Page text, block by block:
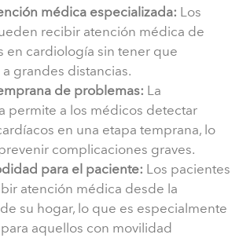
médica especializada: Los
recibir atención médica de
en cardiología sin tener que
grandes distancias.
de problemas: La
permite a los médicos detectar
en una etapa temprana, lo
complicaciones graves.
para el paciente: Los pacientes
atención médica desde la
su hogar, lo que es especialmente
aquellos con movilidad